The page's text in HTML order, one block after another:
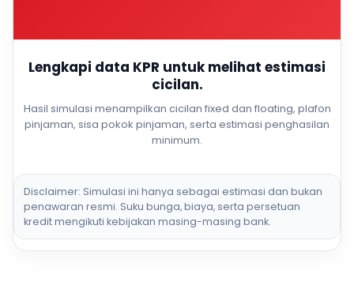
Lengkapi data KPR untuk melihat estimasi
cicilan.
Hasil simulasi menampilkan cicilan fixed dan floating, plafon
pinjaman, sisa pokok pinjaman, serta estimasi penghasilan
minimum.
Disclaimer: Simulasi ini hanya sebagai estimasi dan bukan
penawaran resmi. Suku bunga, biaya, serta persetuan
kredit mengikuti kebijakan masing-masing bank.